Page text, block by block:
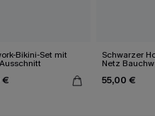
Bikini-Set mit
€
Schwarzer
Netz
55,00 €